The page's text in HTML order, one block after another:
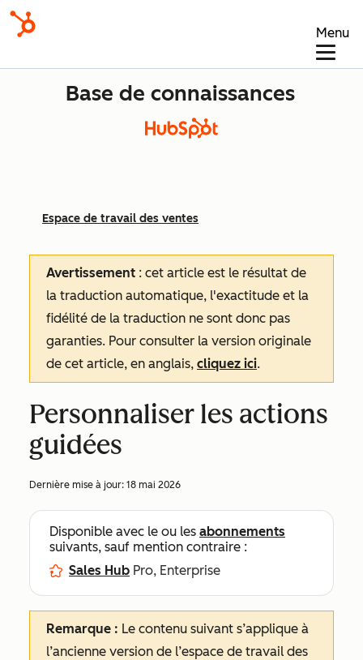
Menu
Base de connaissances
Espace de travail des ventes
Avertissement : cet article est le résultat de
la traduction automatique, l'exactitude et la
fidélité de la traduction ne sont donc pas
garanties. Pour consulter la version originale
de cet article, en anglais, cliquez ici.
Personnaliser les actions
guidées
Dernière mise à jour: 18 mai 2026
Disponible avec le ou les abonnements
suivants, sauf mention contraire :
Sales Hub Pro, Enterprise
Remarque : Le contenu suivant s’applique à
l’ancienne version de l’espace de travail des